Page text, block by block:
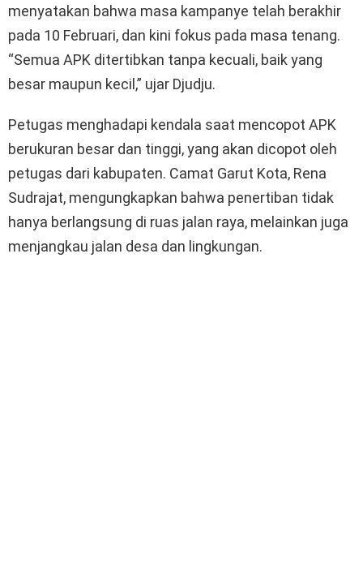
menyatakan bahwa masa kampanye telah berakhir
pada 10 Februari, dan kini fokus pada masa tenang.
“Semua APK ditertibkan tanpa kecuali, baik yang
besar maupun kecil,” ujar Djudju.
Petugas menghadapi kendala saat mencopot APK
berukuran besar dan tinggi, yang akan dicopot oleh
petugas dari kabupaten. Camat Garut Kota, Rena
Sudrajat, mengungkapkan bahwa penertiban tidak
hanya berlangsung di ruas jalan raya, melainkan juga
menjangkau jalan desa dan lingkungan.